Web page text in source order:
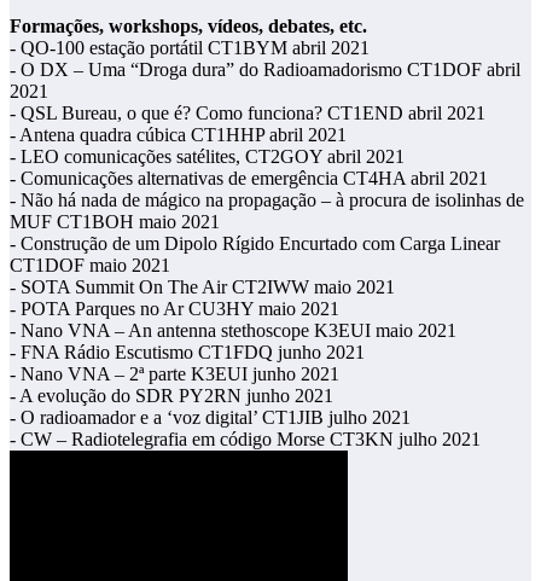
Formações, workshops, vídeos, debates, etc.
- QO-100 estação portátil CT1BYM abril 2021
- O DX – Uma “Droga dura” do Radioamadorismo CT1DOF abril
2021
- QSL Bureau, o que é? Como funciona? CT1END abril 2021
- Antena quadra cúbica CT1HHP abril 2021
- LEO comunicações satélites, CT2GOY abril 2021
- Comunicações alternativas de emergência CT4HA abril 2021
- Não há nada de mágico na propagação – à procura de isolinhas de
MUF CT1BOH maio 2021
- Construção de um Dipolo Rígido Encurtado com Carga Linear
CT1DOF maio 2021
- SOTA Summit On The Air CT2IWW maio 2021
- POTA Parques no Ar CU3HY maio 2021
- Nano VNA – An antenna stethoscope K3EUI maio 2021
- FNA Rádio Escutismo CT1FDQ junho 2021
- Nano VNA – 2ª parte K3EUI junho 2021
- A evolução do SDR PY2RN junho 2021
- O radioamador e a ‘voz digital’ CT1JIB julho 2021
- CW – Radiotelegrafia em código Morse CT3KN julho 2021